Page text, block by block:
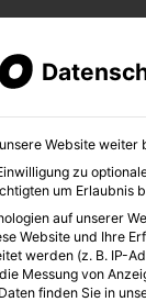
Website weiter
zu
um Erlaubnis
auf unserer
Website und Ihre
werden (z. B. IP-
Messung von
finden Sie in